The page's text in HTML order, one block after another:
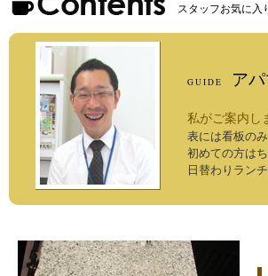
スタッフお気に入
GUIDE ア
私がご案内し
表には看板の
初めての方は
日替わりラン